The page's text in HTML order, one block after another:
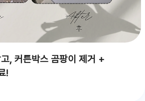
, 커튼박스 곰팡이 제거 +
!